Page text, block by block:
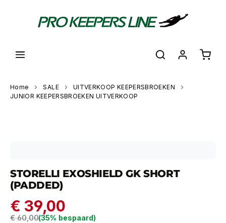
Home SALE
UITVERKOOP KEEPERSBROEKEN
JUNIOR KEEPERSBROEKEN UITVERKOOP
STORELLI EXOSHIELD GK SHORT
(PADDED)
€ 39,00
Regular price:
€ 60,00(35% bespaard)